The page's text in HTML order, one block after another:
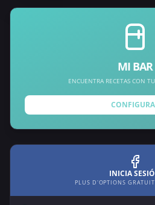
MI BAR
ENCUENTRA RECETAS CON
INICIA
PLUS D'OPTIONS